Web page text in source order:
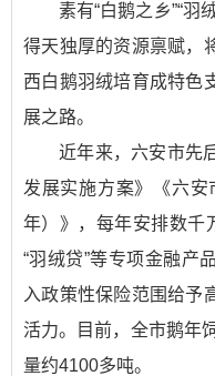
素有“白鹅之乡”“羽
得天独厚的资源禀赋，
西白鹅羽绒培育成特色
展之路。
近年来，六安市先
发展实施方案》《六
年）》，每年安排数千
“羽绒贷”等专项金融产
入政策性保险范围给予
活力。目前，全市鹅年
量约4100多吨。